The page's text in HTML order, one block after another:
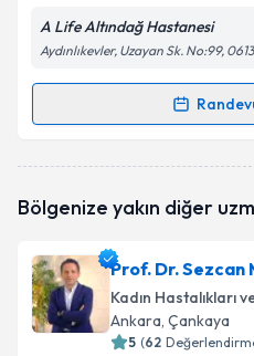
A Life Altındağ Hastanesi
Aydınlıkevler, Uzayan Sk. No:99,
Randevu Takvimi
oluşturun. Size bu
E-posta Adresiniz
Bölgenize yakın diğer
Prof. Dr. Sezcan
Kadın Hastalıkları
Ankara, Çankaya
5 (62